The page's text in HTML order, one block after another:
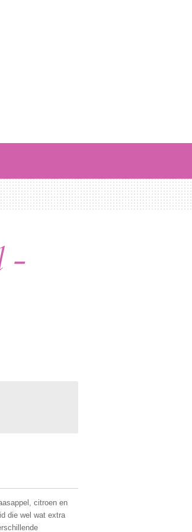
-
citroen en
die wel wat extra